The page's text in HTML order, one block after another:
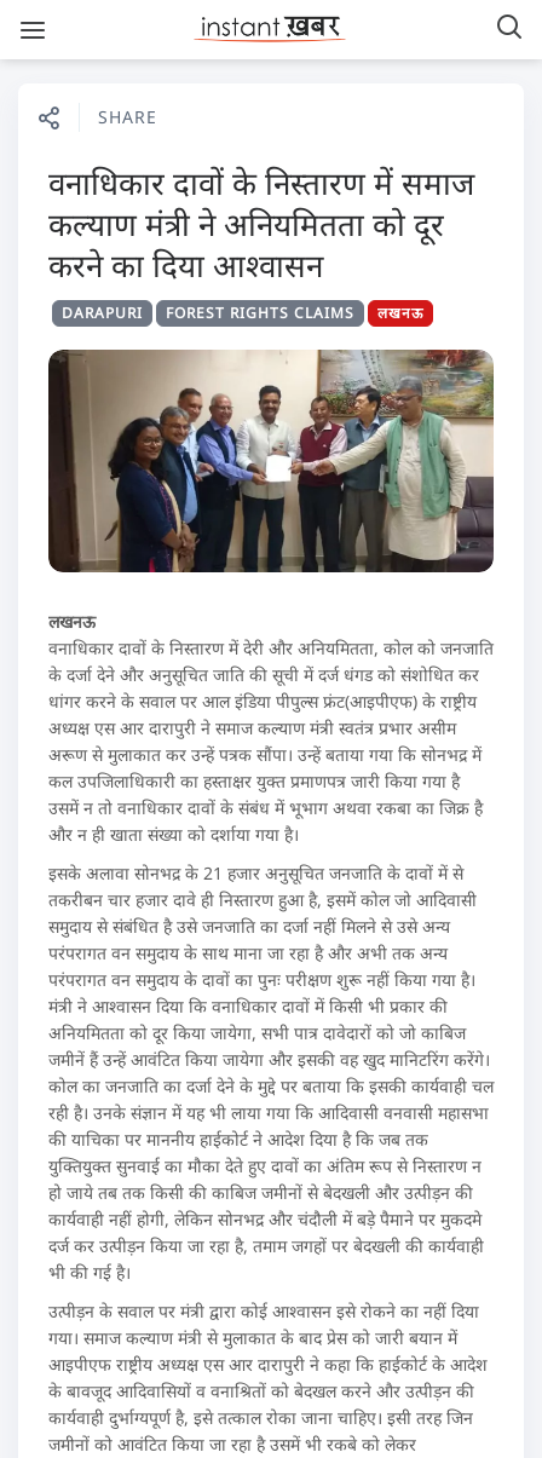
SHARE
वनाधिकार दावों के निस्तारण में समाज
कल्याण मंत्री ने अनियमितता को दूर
करने का दिया आश्वासन
DARAPURI FOREST RIGHTS CLAIMS लखनऊ
लखनऊ
वनाधिकार दावों के निस्तारण में देरी और अनियमितता, कोल को जनजाति
के दर्जा देने और अनुसूचित जाति की सूची में दर्ज धंगड को संशोधित कर
धांगर करने के सवाल पर आल इंडिया पीपुल्स फ्रंट(आइपीएफ) के राष्ट्रीय
अध्यक्ष एस आर दारापुरी ने समाज कल्याण मंत्री स्वतंत्र प्रभार असीम
अरूण से मुलाकात कर उन्हें पत्रक सौंपा। उन्हें बताया गया कि सोनभद्र में
कल उपजिलाधिकारी का हस्ताक्षर युक्त प्रमाणपत्र जारी किया गया है
उसमें न तो वनाधिकार दावों के संबंध में भूभाग अथवा रकबा का जिक्र है
और न ही खाता संख्या को दर्शाया गया है।
इसके अलावा सोनभद्र के 21 हजार अनुसूचित जनजाति के दावों में से
तकरीबन चार हजार दावे ही निस्तारण हुआ है, इसमें कोल जो आदिवासी
समुदाय से संबंधित है उसे जनजाति का दर्जा नहीं मिलने से उसे अन्य
परंपरागत वन समुदाय के साथ माना जा रहा है और अभी तक अन्य
परंपरागत वन समुदाय के दावों का पुनः परीक्षण शुरू नहीं किया गया है।
मंत्री ने आश्वासन दिया कि वनाधिकार दावों में किसी भी प्रकार की
अनियमितता को दूर किया जायेगा, सभी पात्र दावेदारों को जो काबिज
जमीनें हैं उन्हें आवंटित किया जायेगा और इसकी वह खुद मानिटरिंग करेंगे।
कोल का जनजाति का दर्जा देने के मुद्दे पर बताया कि इसकी कार्यवाही चल
रही है। उनके संज्ञान में यह भी लाया गया कि आदिवासी वनवासी महासभा
की याचिका पर माननीय हाईकोर्ट ने आदेश दिया है कि जब तक
युक्तियुक्त सुनवाई का मौका देते हुए दावों का अंतिम रूप से निस्तारण न
हो जाये तब तक किसी की काबिज जमीनों से बेदखली और उत्पीड़न की
कार्यवाही नहीं होगी, लेकिन सोनभद्र और चंदौली में बड़े पैमाने पर मुकदमे
दर्ज कर उत्पीड़न किया जा रहा है, तमाम जगहों पर बेदखली की कार्यवाही
भी की गई है।
उत्पीड़न के सवाल पर मंत्री द्वारा कोई आश्वासन इसे रोकने का नहीं दिया
गया। समाज कल्याण मंत्री से मुलाकात के बाद प्रेस को जारी बयान में
आइपीएफ राष्ट्रीय अध्यक्ष एस आर दारापुरी ने कहा कि हाईकोर्ट के आदेश
के बावजूद आदिवासियों व वनाश्रितों को बेदखल करने और उत्पीड़न की
कार्यवाही दुर्भाग्यपूर्ण है, इसे तत्काल रोका जाना चाहिए। इसी तरह जिन
जमीनों को आवंटित किया जा रहा है उसमें भी रकबे को लेकर